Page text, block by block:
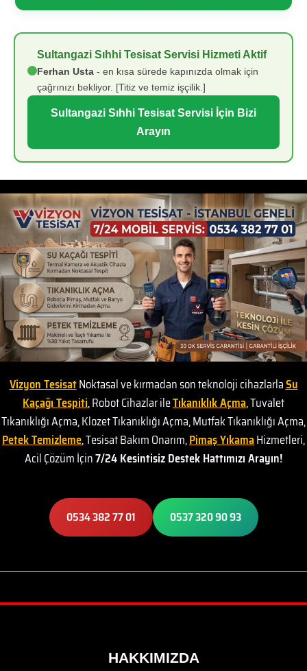
Sultangazi Sıhhi Tesisat Servisi Hizmeti Aktif
Ferhan Usta - en kısa sürede kapınızda olmak için
çağrınızı bekliyor. [Titiz ve temiz işçilik.]
Sultangazi Sıhhi Tesisat Servisi İçin Bizi
Arayın
Vizyon TesisatNoktasal ve kırmadan son teknoloji cihazlarlaSu
Kaçağı Tespiti, Robot Cihazlar ileTıkanıklık Açma, Tuvalet
Tıkanıklığı Açma, Klozet Tıkanıklığı Açma, Mutfak Tıkanıklığı Açma,
Petek Temizleme, Tesisat Bakım Onarım,Pimaş YıkamaHizmetleri,
Acil Çözüm İçin7/24 Kesintisiz Destek Hattımızı Arayın!
0534 382 77 01 0537 320 90 93
HAKKIMIZDA